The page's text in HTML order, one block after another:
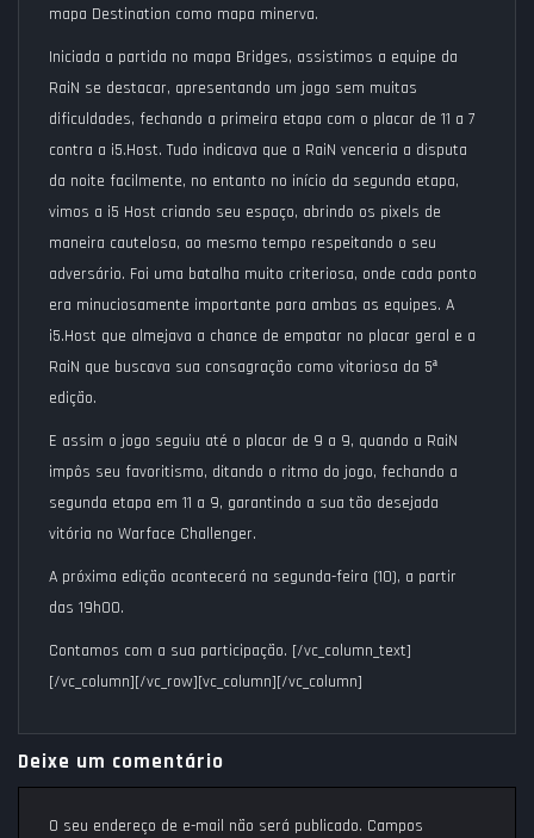
mapa Destination como mapa minerva.
Iniciada a partida no mapa Bridges, assistimos a equipe da
RaiN se destacar, apresentando um jogo sem muitas
dificuldades, fechando a primeira etapa com o placar de 11 a 7
contra a i5.Host. Tudo indicava que a RaiN venceria a disputa
da noite facilmente, no entanto no início da segunda etapa,
vimos a i5 Host criando seu espaço, abrindo os pixels de
maneira cautelosa, ao mesmo tempo respeitando o seu
adversário. Foi uma batalha muito criteriosa, onde cada ponto
era minuciosamente importante para ambas as equipes. A
i5.Host que almejava a chance de empatar no placar geral e a
RaiN que buscava sua consagração como vitoriosa da 5ª
edição.
E assim o jogo seguiu até o placar de 9 a 9, quando a RaiN
impôs seu favoritismo, ditando o ritmo do jogo, fechando a
segunda etapa em 11 a 9, garantindo a sua tão desejada
vitória no Warface Challenger.
A próxima edição acontecerá na segunda-feira (10), a partir
das 19h00.
Contamos com a sua participação. [/vc_column_text]
[/vc_column][/vc_row][vc_column][/vc_column]
Deixe um comentário
O seu endereço de e-mail não será publicado. Campos